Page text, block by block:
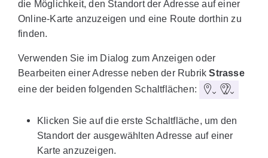
die Möglichkeit, den Standort der Adresse auf einer
Online-Karte anzuzeigen und eine Route dorthin zu
finden.
Verwenden Sie im Dialog zum Anzeigen oder
Bearbeiten einer Adresse neben der RubrikStrasse
eine der beiden folgenden Schaltflächen:
Klicken Sie auf die erste Schaltfläche, um den
Standort der ausgewählten Adresse auf einer
Karte anzuzeigen.